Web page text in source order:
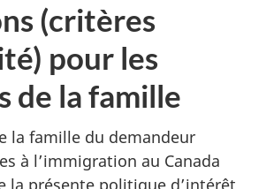
(critères
pour les
de la famille
la famille du demandeur
à l’immigration au Canada
la présente politique d’intérêt